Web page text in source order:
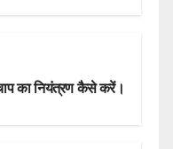
का नियंत्रण कैसे करें।